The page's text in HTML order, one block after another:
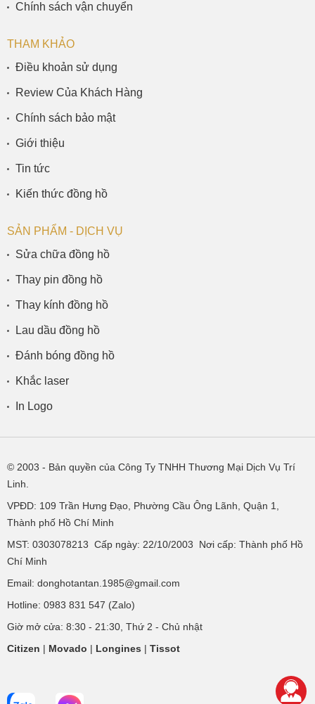
Chính sách vận chuyển
THAM KHẢO
Điều khoản sử dụng
Review Của Khách Hàng
Chính sách bảo mật
Giới thiệu
Tin tức
Kiến thức đồng hồ
SẢN PHẨM - DỊCH VỤ
Sửa chữa đồng hồ
Thay pin đồng hồ
Thay kính đồng hồ
Lau dầu đồng hồ
Đánh bóng đồng hồ
Khắc laser
In Logo
© 2003 - Bản quyền của Công Ty TNHH Thương Mại Dịch Vụ Trí
Linh.
VPĐD: 109 Trần Hưng Đạo, Phường Cầu Ông Lãnh, Quận 1,
Thành phố Hồ Chí Minh
MST: 0303078213 Cấp ngày: 22/10/2003 Nơi cấp: Thành phố Hồ
Chí Minh
Email: donghotantan.1985@gmail.com
Hotline: 0983 831 547 (Zalo)
Giờ mở cửa: 8:30 - 21:30, Thứ 2 - Chủ nhật
Citizen | Movado | Longines | Tissot